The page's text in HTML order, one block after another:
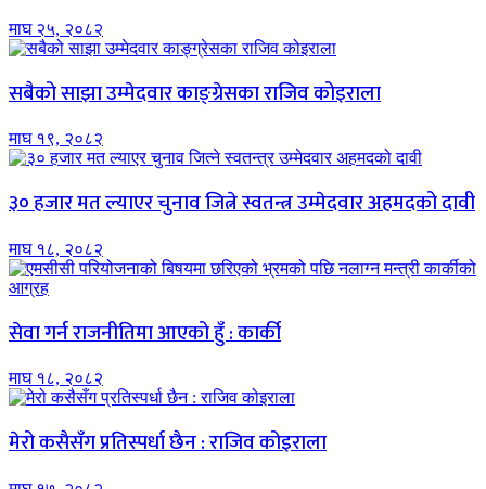
माघ २५, २०८२
सबैको साझा उम्मेदवार काङ्ग्रेसका राजिव कोइराला
माघ १९, २०८२
३० हजार मत ल्याएर चुनाव जित्ने स्वतन्त्र उम्मेदवार अहमदको दावी
माघ १८, २०८२
सेवा गर्न राजनीतिमा आएको हुँ : कार्की
माघ १८, २०८२
मेरो कसैसँग प्रतिस्पर्धा छैन : राजिव कोइराला